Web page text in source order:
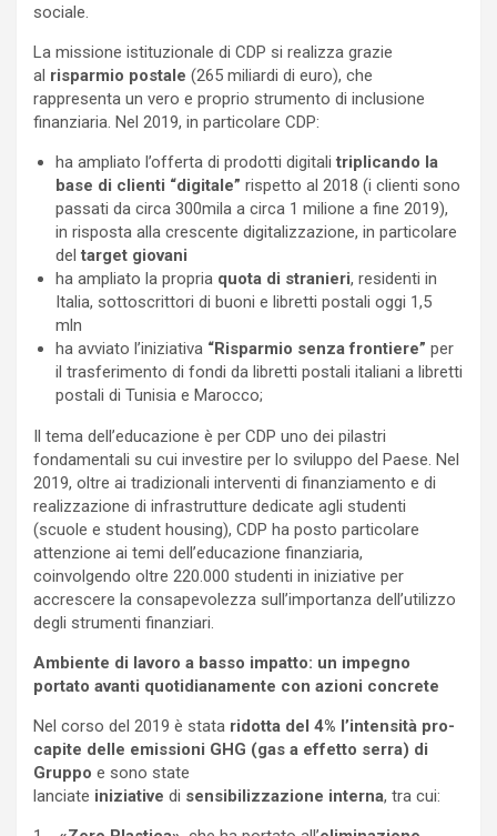
sociale.
La missione istituzionale di CDP si realizza grazie
al risparmio postale (265 miliardi di euro), che
rappresenta un vero e proprio strumento di inclusione
finanziaria. Nel 2019, in particolare CDP:
ha ampliato l’offerta di prodotti digitalitriplicando la
base di clienti “digitale” rispetto al 2018 (i clienti sono
passati da circa 300mila a circa 1 milione a fine 2019),
in risposta alla crescente digitalizzazione, in particolare
deltarget giovani
ha ampliato la propria quota di stranieri, residenti in
Italia, sottoscrittori di buoni e libretti postali oggi 1,5
mln
ha avviato l’iniziativa “Risparmio senza frontiere” per
il trasferimento di fondi da libretti postali italiani a libretti
postali di Tunisia e Marocco;
Il tema dell’educazione è per CDP uno dei pilastri
fondamentali su cui investire per lo sviluppo del Paese. Nel
2019, oltre ai tradizionali interventi di finanziamento e di
realizzazione di infrastrutture dedicate agli studenti
(scuole e student housing), CDP ha posto particolare
attenzione ai temi dell’educazione finanziaria,
coinvolgendo oltre 220.000 studenti in iniziative per
accrescere la consapevolezza sull’importanza dell’utilizzo
degli strumenti finanziari.
Ambiente di lavoro a basso impatto: un impegno
portato avanti quotidianamente con azioni concrete
Nel corso del 2019 è stata ridotta del 4% l’intensità pro-
capite delle emissioni GHG (gas a effetto serra) di
Gruppo e sono state
lanciate iniziative di sensibilizzazione interna, tra cui: